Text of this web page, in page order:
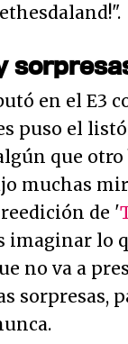
".
en el E3
puso el
que otro
muchas
de '
imaginar lo
no va a
sorpresas,